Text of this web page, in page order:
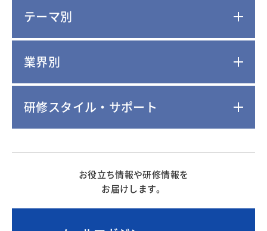
テーマ別
業界別
研修スタイル・サポート
お役立ち情報や研修情報を
お届けします。